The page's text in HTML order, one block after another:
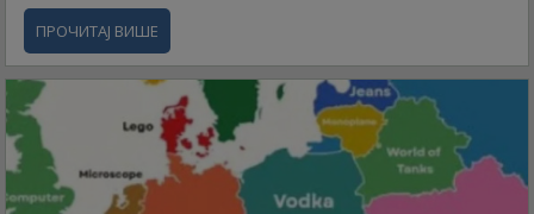
ПРОЧИТАЈ ВИШЕ